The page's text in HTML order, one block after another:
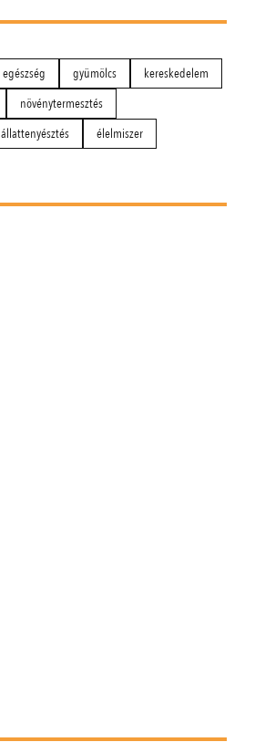
egészség gyümölcs
kereskedelem
növénytermesztés
állattenyésztés élelmiszer